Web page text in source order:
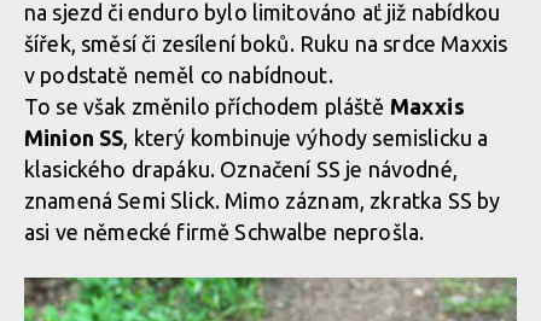
na sjezd či enduro bylo limitováno ať již nabídkou
šířek, směsí či zesílení boků. Ruku na srdce Maxxis
v podstatě neměl co nabídnout.
To se však změnilo příchodem pláště Maxxis
Minion SS , který kombinuje výhody semislicku a
klasického drapáku. Označení SS je návodné,
znamená Semi Slick. Mimo záznam, zkratka SS by
asi ve německé firmě Schwalbe neprošla.